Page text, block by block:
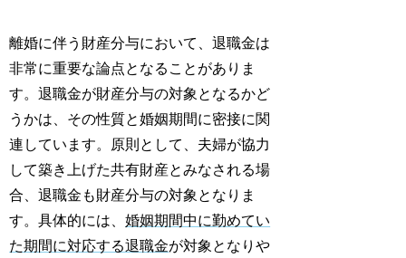
離婚に伴う財産分与において、退職金は
非常に重要な論点となることがありま
す。退職金が財産分与の対象となるかど
うかは、その性質と婚姻期間に密接に関
連しています。原則として、夫婦が協力
して築き上げた共有財産とみなされる場
合、退職金も財産分与の対象となりま
す。具体的には、婚姻期間中に勤めてい
た期間に対応する退職金が対象となりや